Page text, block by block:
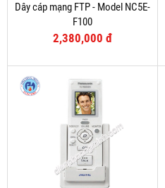
Dây cáp mạng FTP - Model NC5E-
F100
2,380,000 đ